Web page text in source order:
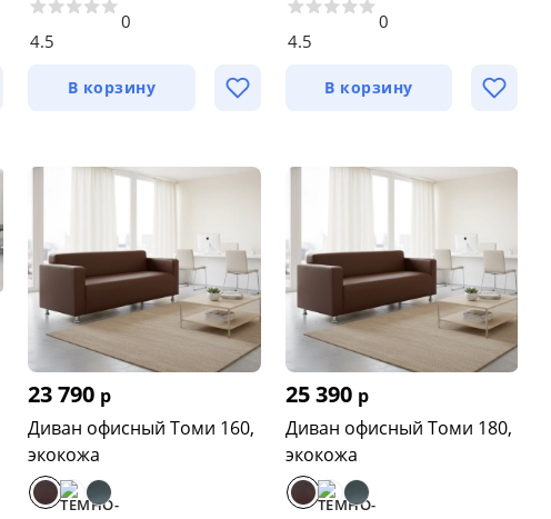
4.5
0
В корзину
4.5
0
В корзину
23 790 р
Диван офисный Томи 160,
экокожа
25 390 р
Диван офисный Томи 180,
экокожа